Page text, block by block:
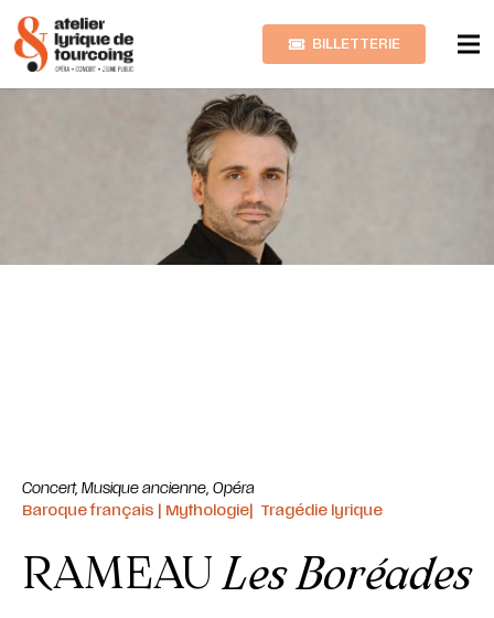
BILLETTERIE
Concert, Musique ancienne, Opéra
Baroque français | Mythologie| Tragédie lyrique
RAMEAU Les Boréades